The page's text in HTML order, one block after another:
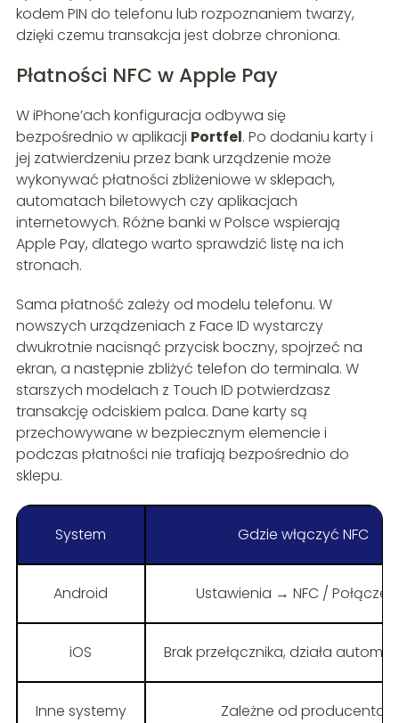
kodem PIN do telefonu lub rozpoznaniem twarzy,
dzięki czemu transakcja jest dobrze chroniona.
Płatności NFC w Apple Pay
W iPhone’ach konfiguracja odbywa się
bezpośrednio w aplikacji Portfel. Po dodaniu karty i
jej zatwierdzeniu przez bank urządzenie może
wykonywać płatności zbliżeniowe w sklepach,
automatach biletowych czy aplikacjach
internetowych. Różne banki w Polsce wspierają
Apple Pay, dlatego warto sprawdzić listę na ich
stronach.
Sama płatność zależy od modelu telefonu. W
nowszych urządzeniach z Face ID wystarczy
dwukrotnie nacisnąć przycisk boczny, spojrzeć na
ekran, a następnie zbliżyć telefon do terminala. W
starszych modelach z Touch ID potwierdzasz
transakcję odciskiem palca. Dane karty są
przechowywane w bezpiecznym elemencie i
podczas płatności nie trafiają bezpośrednio do
sklepu.
System Gdzie włączyć NFC
Android Ustawienia → NFC /
iOS Brak przełącznika, działa
Inne systemy Zależne od producenta